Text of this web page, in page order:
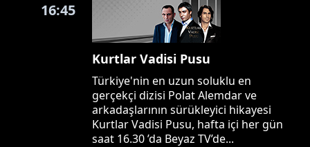
16:45
Kurtlar Vadisi Pusu
Türkiye'nin en uzun soluklu en
gerçekçi dizisi Polat Alemdar ve
arkadaşlarının sürükleyici hikayesi
Kurtlar Vadisi Pusu, hafta içi her gün
saat 16.30 ’da Beyaz TV’de...